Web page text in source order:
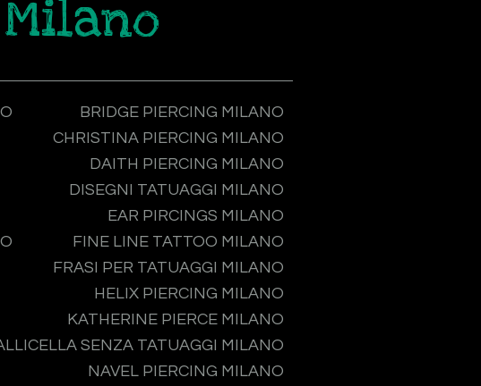
BRIDGE PIERCING MILANO
CHRISTINA PIERCING MILANO
DAITH PIERCING MILANO
DISEGNI TATUAGGI MILANO
EAR PIRCINGS MILANO
FINE LINE TATTOO MILANO
FRASI PER TATUAGGI MILANO
HELIX PIERCING MILANO
KATHERINE PIERCE MILANO
SENZA TATUAGGI MILANO
NAVEL PIERCING MILANO